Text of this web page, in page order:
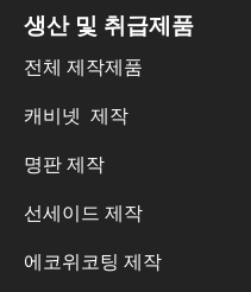
생산 및 취급제품
전체 제작제품
캐비넷 제작
명판 제작
선세이드 제작
에코위코팅 제작